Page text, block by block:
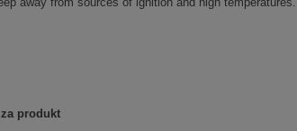
produkt